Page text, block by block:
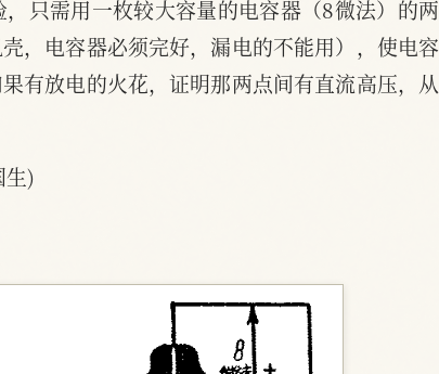
只需用一枚较大容量的电容器（8微法）的两
，电容器必须完好，漏电的不能用），使电容
有放电的火花，证明那两点间有直流高压，从
生)